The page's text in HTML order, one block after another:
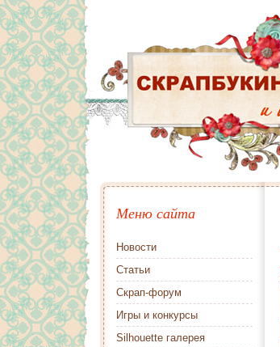
Меню сайта
Новости
Статьи
Скрап-форум
Игры и конкурсы
Silhouette галерея